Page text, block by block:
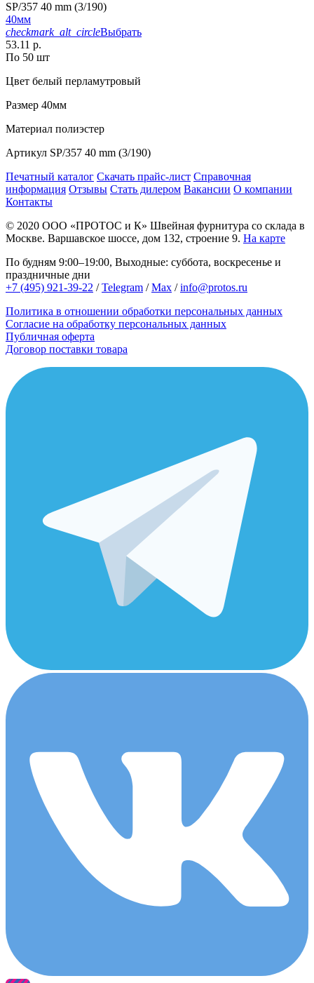
SP/357 40 mm (3/190)
40мм
checkmark_alt_circleВыбрать
53.11 р.
По 50 шт
Цвет белый перламутровый
Размер 40мм
Материал полиэстер
Артикул SP/357 40 mm (3/190)
Печатный каталог Скачать прайс-лист Справочная
информация Отзывы Стать дилером Вакансии О компании
Контакты
© 2020 ООО «ПРОТОС и К» Швейная фурнитура со склада в
Москве. Варшавское шоссе, дом 132, строение 9. На карте
По будням 9:00–19:00, Выходные: суббота, воскресенье и
праздничные дни
+7 (495) 921-39-22 /Telegram /Max /info@protos.ru
Политика в отношении обработки персональных данных
Согласие на обработку персональных данных
Публичная оферта
Договор поставки товара